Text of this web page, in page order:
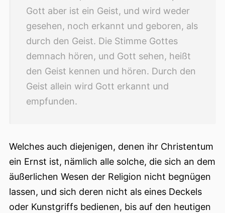
Gott aber ist ein Geist, und wird weder
gesehen, noch erkannt und geboren, als
durch den Geist. Die Stimme Gottes
demnach hören, und Gott sehen, heißt
den Geist kennen und hören. Durch den
Geist allein wird Gott erkannt und
empfunden.
Welches auch diejenigen, denen ihr Christentum
ein Ernst ist, nämlich alle solche, die sich an dem
äußerlichen Wesen der Religion nicht begnügen
lassen, und sich deren nicht als eines Deckels
oder Kunstgriffs bedienen, bis auf den heutigen